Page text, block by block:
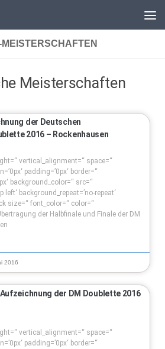
Meisterschaften
der Deutschen
2016 – Rockenhausen
vertical_alignment=“ space=“
padding=’0px‘ border=“
background_color=“ src=“
left‘ background_repeat=’no-repeat‘
size=“ font_color=“ color=“
der Halbfinale und Finale der DM
2016
der DM Doublette 2016
vertical_alignment=“ space=“
padding=’0px‘ border=“